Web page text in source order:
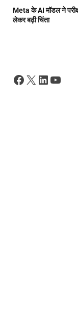
Meta के AI मॉडल ने
लेकर बढ़ी चिंता
Facebook
X LinkedIn